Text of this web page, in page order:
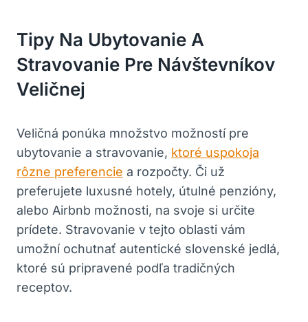
Tipy ​na⁤ Ubytovanie A
Stravovanie Pre Návštevníkov
Veličnej
Veličná⁣ ponúka množstvo možností‍ pre‌
ubytovanie ‍a stravovanie, ktoré uspokoja
rôzne preferencie a rozpočty. Či ‍už
preferujete luxusné hotely, ​útulné ​penzióny,
⁢alebo​ Airbnb možnosti, na svoje si určite
prídete. ​Stravovanie v‌ tejto oblasti ‌vám
‍umožní ‌ochutnať‌ autentické ‍slovenské jedlá,
ktoré sú pripravené‌ podľa tradičných
receptov.